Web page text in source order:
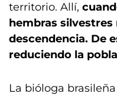
territorio. Allí,
hembras
descendencia. De
reduciendo la
La bióloga